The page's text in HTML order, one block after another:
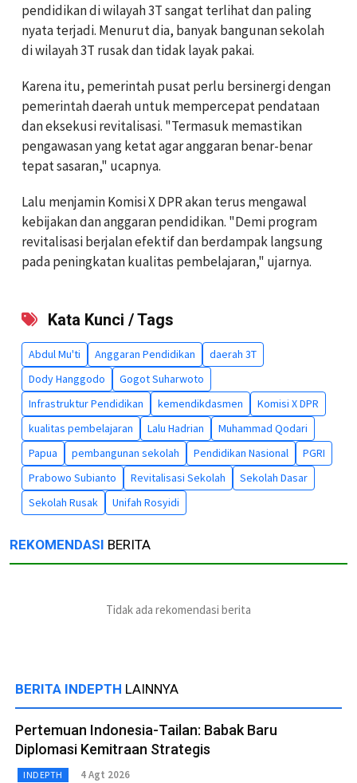
pendidikan di wilayah 3T sangat terlihat dan paling
nyata terjadi. Menurut dia, banyak bangunan sekolah
di wilayah 3T rusak dan tidak layak pakai.
Karena itu, pemerintah pusat perlu bersinergi dengan
pemerintah daerah untuk mempercepat pendataan
dan eksekusi revitalisasi. "Termasuk memastikan
pengawasan yang ketat agar anggaran benar-benar
tepat sasaran," ucapnya.
Lalu menjamin Komisi X DPR akan terus mengawal
kebijakan dan anggaran pendidikan. "Demi program
revitalisasi berjalan efektif dan berdampak langsung
pada peningkatan kualitas pembelajaran," ujarnya.
Kata Kunci / Tags
Abdul Mu'ti Anggaran Pendidikan
daerah 3T
Dody Hanggodo
Gogot Suharwoto
Infrastruktur Pendidikan
kemendikdasmen
Komisi X DPR
kualitas pembelajaran
Lalu Hadrian
Muhammad Qodari
Papua
pembangunan sekolah Pendidikan Nasional
PGRI
Prabowo Subianto
Revitalisasi Sekolah
Sekolah Dasar
Sekolah Rusak
Unifah Rosyidi
REKOMENDASI BERITA
Tidak ada rekomendasi berita
BERITA INDEPTH LAINNYA
Pertemuan Indonesia-Tailan: Babak Baru
Diplomasi Kemitraan Strategis
INDEPTH 4 Agt 2026